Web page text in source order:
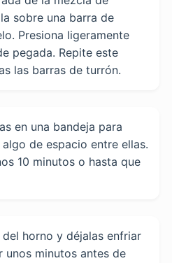
sobre una barra de
Presiona ligeramente
pegada. Repite este
las barras de turrón.
en una bandeja para
de espacio entre ellas.
10 minutos o hasta que
horno y déjalas enfriar
unos minutos antes de